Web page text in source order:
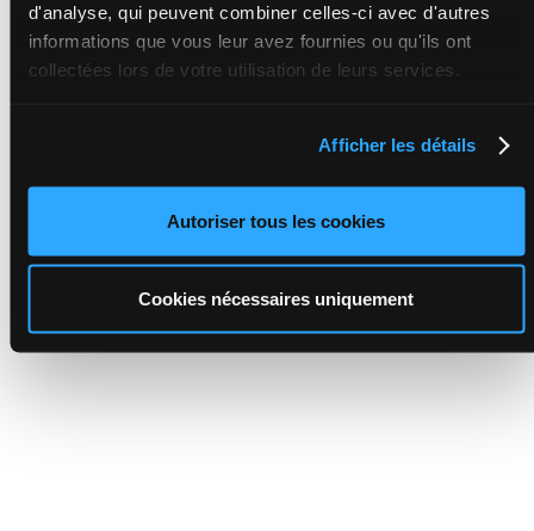
d'analyse, qui peuvent combiner celles-ci avec d'autres
informations que vous leur avez fournies ou qu'ils ont
collectées lors de votre utilisation de leurs services.
Afficher les détails
Autoriser tous les cookies
Cookies nécessaires uniquement